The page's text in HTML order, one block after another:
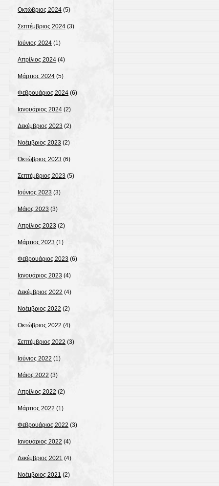
Οκτώβριος 2024 (5)
Σεπτέμβριος 2024 (3)
Ιούνιος 2024 (1)
Απρίλιος 2024 (4)
Μάρτιος 2024 (5)
Φεβρουάριος 2024 (6)
Ιανουάριος 2024 (2)
Δεκέμβριος 2023 (2)
Νοέμβριος 2023 (2)
Οκτώβριος 2023 (6)
Σεπτέμβριος 2023 (5)
Ιούνιος 2023 (3)
Μάιος 2023 (3)
Απρίλιος 2023 (2)
Μάρτιος 2023 (1)
Φεβρουάριος 2023 (6)
Ιανουάριος 2023 (4)
Δεκέμβριος 2022 (4)
Νοέμβριος 2022 (2)
Οκτώβριος 2022 (4)
Σεπτέμβριος 2022 (3)
Ιούνιος 2022 (1)
Μάιος 2022 (3)
Απρίλιος 2022 (2)
Μάρτιος 2022 (1)
Φεβρουάριος 2022 (3)
Ιανουάριος 2022 (4)
Δεκέμβριος 2021 (4)
Νοέμβριος 2021 (2)